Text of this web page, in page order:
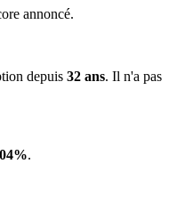
annoncé.
depuis 32 ans. Il n'a pas
.